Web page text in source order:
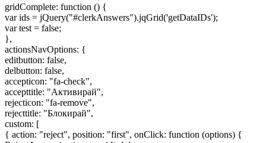
gridComplete: function () {
var ids = jQuery("#clerkAnswers").jqGrid('getDataIDs');
var test = false;
},
actionsNavOptions: {
editbutton: false,
delbutton: false,
accepticon: "fa-check",
accepttitle: "Активирай",
rejecticon: "fa-remove",
rejecttitle: "Блокирай",
custom: [
{ action: "reject", position: "first", onClick: function (options) {